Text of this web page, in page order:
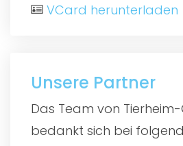
VCard herunterladen
Unsere Partner
Das Team von
bedankt sich bei